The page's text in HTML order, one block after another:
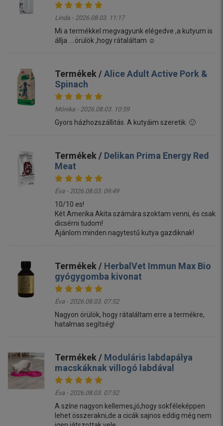
Linda - 2026.08.03. 11:17
Mi a termékkel megvagyunk elégedve ,a kutyum is
állja ....örülök ,hogy rátaláltam ☺️
Termékek /Alice Adult Active Pork &
Spinach
Mónika - 2026.08.03. 10:59
Gyors házhozszállitás. A kutyáim szeretik. 🙂
Termékek / Delikan Prima Energy Red
Meat
Éva - 2026.08.03. 09:49
10/10 es!
Két Amerika Akita számára szoktam venni, és csak
dicsérni tudom!
Ajánlom minden nagytestű kutya gazdiknak!
Termékek / HerbalVet Immun Max Bio
gyógygomba kivonat
Éva - 2026.08.03. 07:52
Nagyon örülök, hogy rátaláltam erre a termékre,
hatalmas segítség!
Termékek / Moduláris labdapálya
macskáknak villogó labdával
Éva - 2026.08.03. 07:52
A színe nagyon kellemes,jó,hogy sokféleképpen
lehet összerakni,de a cicák sajnos eddig még nem